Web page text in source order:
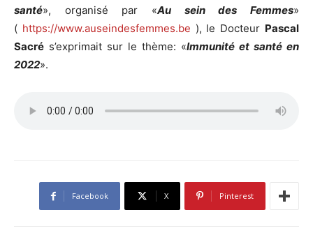
santé», organisé par «Au sein des Femmes»
( https://www.auseindesfemmes.be ), le Docteur Pascal
Sacré s’exprimait sur le thème: «Immunité et santé en
2022».
Facebook X Pinterest